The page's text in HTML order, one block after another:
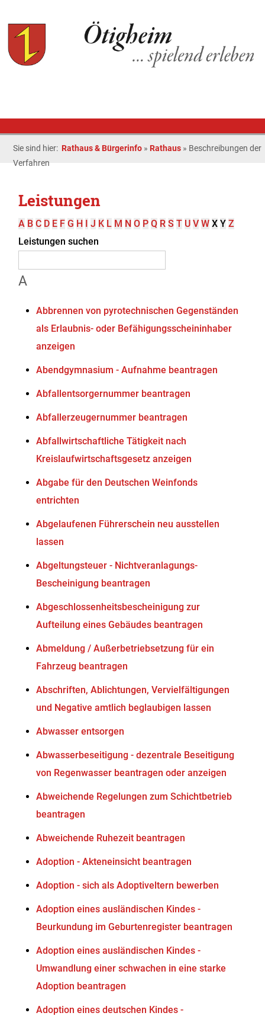
Sie sind hier: Rathaus & Bürgerinfo » Rathaus » Beschreibungen der
Verfahren
Leistungen
A B C D E F G H I J K L M N O P Q R S T U V W X Y Z
Leistungen suchen
A
Abbrennen von pyrotechnischen Gegenständen
als Erlaubnis- oder Befähigungsscheininhaber
anzeigen
Abendgymnasium - Aufnahme beantragen
Abfallentsorgernummer beantragen
Abfallerzeugernummer beantragen
Abfallwirtschaftliche Tätigkeit nach
Kreislaufwirtschaftsgesetz anzeigen
Abgabe für den Deutschen Weinfonds
entrichten
Abgelaufenen Führerschein neu ausstellen
lassen
Abgeltungsteuer - Nichtveranlagungs-
Bescheinigung beantragen
Abgeschlossenheitsbescheinigung zur
Aufteilung eines Gebäudes beantragen
Abmeldung / Außerbetriebsetzung für ein
Fahrzeug beantragen
Abschriften, Ablichtungen, Vervielfältigungen
und Negative amtlich beglaubigen lassen
Abwasser entsorgen
Abwasserbeseitigung - dezentrale Beseitigung
von Regenwasser beantragen oder anzeigen
Abweichende Regelungen zum Schichtbetrieb
beantragen
Abweichende Ruhezeit beantragen
Adoption - Akteneinsicht beantragen
Adoption - sich als Adoptiveltern bewerben
Adoption eines ausländischen Kindes -
Beurkundung im Geburtenregister beantragen
Adoption eines ausländischen Kindes -
Umwandlung einer schwachen in eine starke
Adoption beantragen
Adoption eines deutschen Kindes -